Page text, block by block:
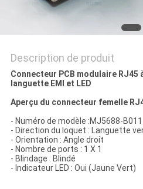
VIE
PRIVÉE
Description de produit
Connecteur PCB modulaire RJ45
languette EMI et LED
Aperçu du connecteur femelle
- Numéro de modèle :MJ5688-
- Direction du loquet : Languette
- Orientation : Angle droit
- Nombre de ports : 1 X 1
- Blindage : Blindé
- Indicateur LED : Oui (Jaune Vert)